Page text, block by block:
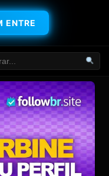
ENTRE